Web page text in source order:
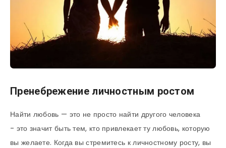
Пренебрежение личностным ростом
Найти любовь — это не просто найти другого человека
- это значит быть тем, кто привлекает ту любовь, которую
вы желаете. Когда вы стремитесь к личностному росту, вы